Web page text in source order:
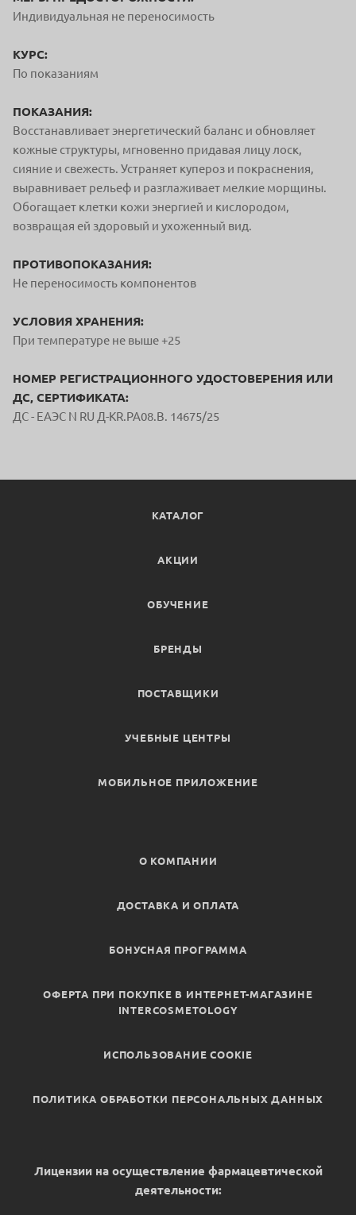
Индивидуальная не переносимость
КУРС:
По показаниям
ПОКАЗАНИЯ:
Восстанавливает энергетический баланс и обновляет
кожные структуры, мгновенно придавая лицу лоск,
сияние и свежесть. Устраняет купероз и покраснения,
выравнивает рельеф и разглаживает мелкие морщины.
Обогащает клетки кожи энергией и кислородом,
возвращая ей здоровый и ухоженный вид.
ПРОТИВОПОКАЗАНИЯ:
Не переносимость компонентов
УСЛОВИЯ ХРАНЕНИЯ:
При температуре не выше +25
НОМЕР РЕГИСТРАЦИОННОГО УДОСТОВЕРЕНИЯ ИЛИ
ДС, СЕРТИФИКАТА:
ДС - ЕАЭС N RU Д-KR.PA08.В. 14675/25
КАТАЛОГ
АКЦИИ
ОБУЧЕНИЕ
БРЕНДЫ
ПОСТАВЩИКИ
УЧЕБНЫЕ ЦЕНТРЫ
МОБИЛЬНОЕ ПРИЛОЖЕНИЕ
О КОМПАНИИ
ДОСТАВКА И ОПЛАТА
БОНУСНАЯ ПРОГРАММА
ОФЕРТА ПРИ ПОКУПКЕ В ИНТЕРНЕТ-МАГАЗИНЕ
INTERCOSMETOLOGY
ИСПОЛЬЗОВАНИЕ COOKIE
ПОЛИТИКА ОБРАБОТКИ ПЕРСОНАЛЬНЫХ ДАННЫХ
Лицензии на осуществление фармацевтической
деятельности: